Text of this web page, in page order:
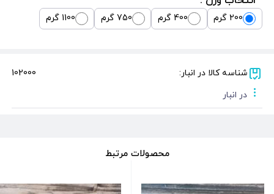
200 گرم 400 گرم 750 گرم 1100 گرم
شناسه کالا در انبار:
102000
در انبار
محصولات مرتبط